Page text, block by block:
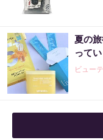
【宝
まか
PR（合
夏の
って
ビュー